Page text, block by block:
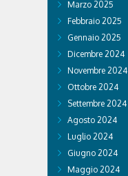
Marzo 2025
Febbraio 2025
Gennaio 2025
Dicembre 2024
Novembre 2024
Ottobre 2024
Settembre 2024
Agosto 2024
Luglio 2024
Giugno 2024
Maggio 2024